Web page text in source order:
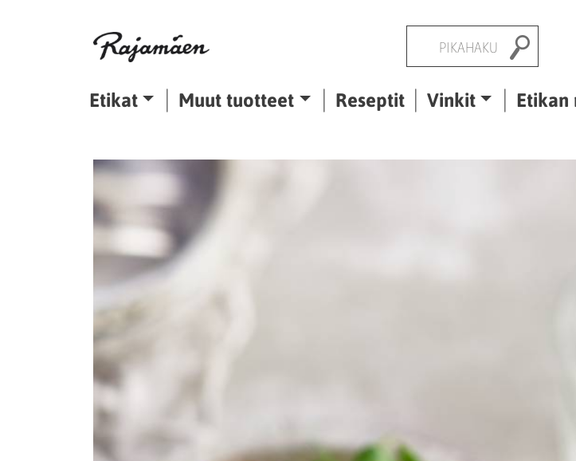
Etikat Muut tuotteet Reseptit Vinkit Etikan